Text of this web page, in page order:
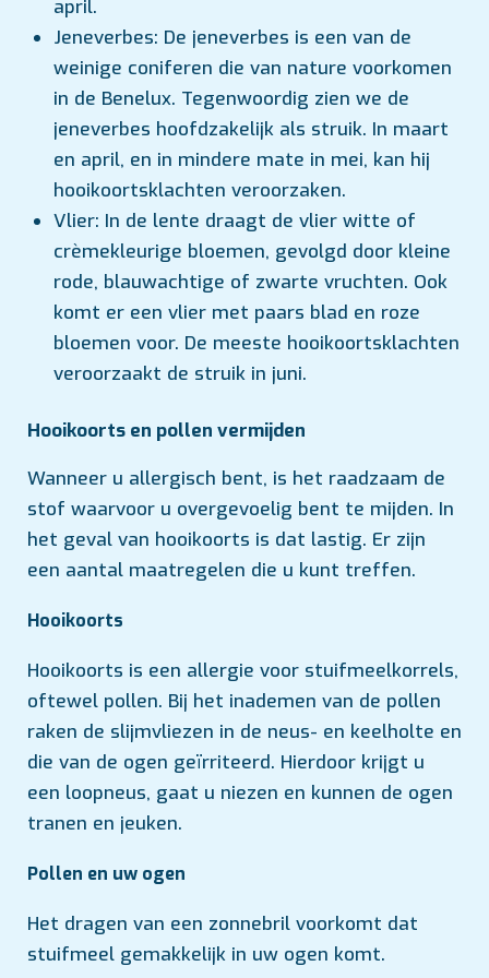
april.
Jeneverbes: De jeneverbes is een van de
weinige coniferen die van nature voorkomen
in de Benelux. Tegenwoordig zien we de
jeneverbes hoofdzakelijk als struik. In maart
en april, en in mindere mate in mei, kan hij
hooikoortsklachten veroorzaken.
Vlier: In de lente draagt de vlier witte of
crèmekleurige bloemen, gevolgd door kleine
rode, blauwachtige of zwarte vruchten. Ook
komt er een vlier met paars blad en roze
bloemen voor. De meeste hooikoortsklachten
veroorzaakt de struik in juni.
Hooikoorts en pollen vermijden
Wanneer u allergisch bent, is het raadzaam de
stof waarvoor u overgevoelig bent te mijden. In
het geval van hooikoorts is dat lastig. Er zijn
een aantal maatregelen die u kunt treffen.
Hooikoorts
Hooikoorts is een allergie voor stuifmeelkorrels,
oftewel pollen. Bij het inademen van de pollen
raken de slijmvliezen in de neus- en keelholte en
die van de ogen geïrriteerd. Hierdoor krijgt u
een loopneus, gaat u niezen en kunnen de ogen
tranen en jeuken.
Pollen en uw ogen
Het dragen van een zonnebril voorkomt dat
stuifmeel gemakkelijk in uw ogen komt.